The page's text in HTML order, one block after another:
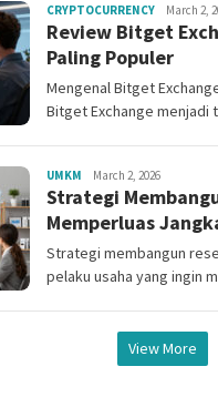
CRYPTOCURRENCYMala
Citraning
March 2,
Review Bitget
Paling Populer
Mengenal Bitget
Bitget Exchange
UMKM Mala
Citraning
March 2, 2026
Strategi
Memperluas
Strategi membangun
pelaku usaha yang ingin
View More